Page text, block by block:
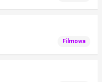
Filmowa